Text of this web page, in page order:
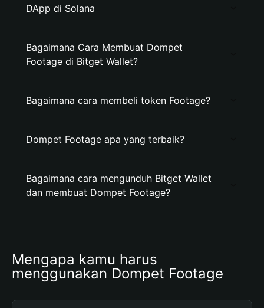
DApp di Solana
Bagaimana Cara Membuat Dompet
Footage di Bitget Wallet?
Bagaimana cara membeli token Footage?
Dompet Footage apa yang terbaik?
Bagaimana cara mengunduh Bitget Wallet
dan membuat Dompet Footage?
Mengapa kamu harus
menggunakan Dompet Footage